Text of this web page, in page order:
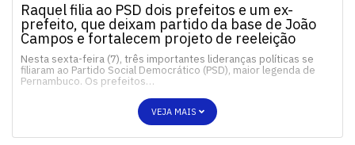
Raquel filia ao PSD dois prefeitos e um ex-
prefeito, que deixam partido da base de João
Campos e fortalecem projeto de reeleição
Nesta sexta-feira (7), três importantes lideranças políticas se
filiaram ao Partido Social Democrático (PSD), maior legenda de
Pernambuco. Os prefeitos…
VEJA MAIS